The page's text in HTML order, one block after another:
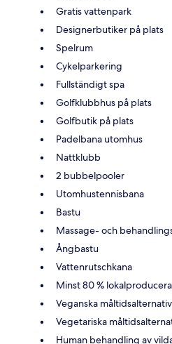
Gratis vattenpark
Designerbutiker på plats
Spelrum
Cykelparkering
Fullständigt spa
Golfklubbhus på plats
Golfbutik på plats
Padelbana utomhus
Nattklubb
2 bubbelpooler
Utomhustennisbana
Bastu
Massage- och
Ångbastu
Vattenrutschkana
Minst 80 %
Veganska måltidsalternativ
Vegetariska
Human behandling av